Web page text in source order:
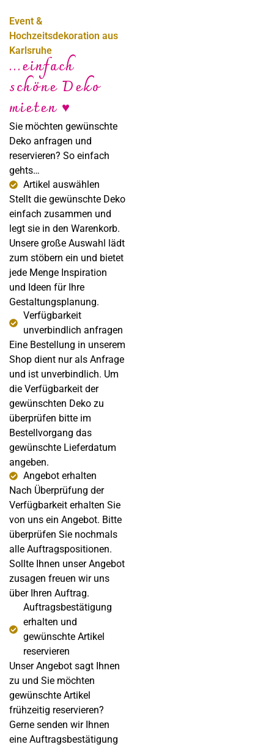
Event &
Hochzeitsdekoration aus
Karlsruhe
...einfach
schöne Deko
mieten ♥
Sie möchten gewünschte
Deko anfragen und
reservieren? So einfach
gehts…
Artikel auswählen
Stellt die gewünschte Deko
einfach zusammen und
legt sie in den Warenkorb.
Unsere große Auswahl lädt
zum stöbern ein und bietet
jede Menge Inspiration
und Ideen für Ihre
Gestaltungsplanung.
Verfügbarkeit
unverbindlich anfragen
Eine Bestellung in unserem
Shop dient nur als Anfrage
und ist unverbindlich. Um
die Verfügbarkeit der
gewünschten Deko zu
überprüfen bitte im
Bestellvorgang das
gewünschte Lieferdatum
angeben.
Angebot erhalten
Nach Überprüfung der
Verfügbarkeit erhalten Sie
von uns ein Angebot. Bitte
überprüfen Sie nochmals
alle Auftragspositionen.
Sollte Ihnen unser Angebot
zusagen freuen wir uns
über Ihren Auftrag.
Auftragsbestätigung
erhalten und
gewünschte Artikel
reservieren
Unser Angebot sagt Ihnen
zu und Sie möchten
gewünschte Artikel
frühzeitig reservieren?
Gerne senden wir Ihnen
eine Auftragsbestätigung